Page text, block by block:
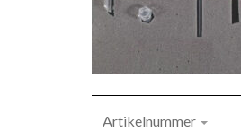
Artikelnummer